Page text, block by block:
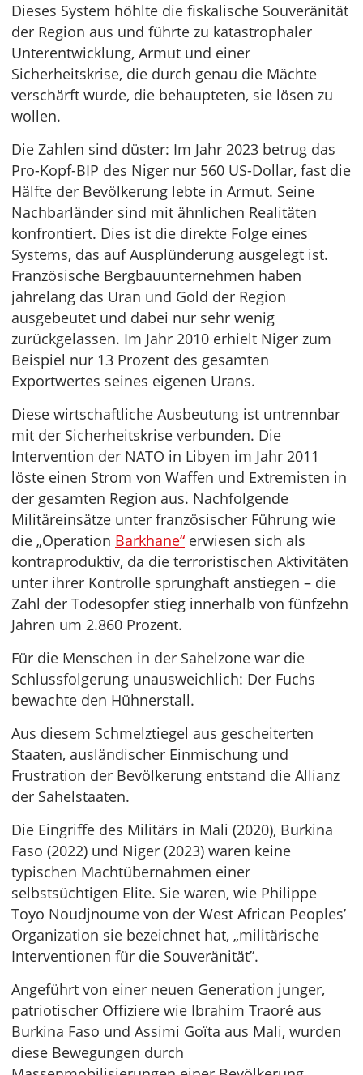
Dieses System höhlte die fiskalische Souveränität
der Region aus und führte zu katastrophaler
Unterentwicklung, Armut und einer
Sicherheitskrise, die durch genau die Mächte
verschärft wurde, die behaupteten, sie lösen zu
wollen.
Die Zahlen sind düster: Im Jahr 2023 betrug das
Pro-Kopf-BIP des Niger nur 560 US-Dollar, fast die
Hälfte der Bevölkerung lebte in Armut. Seine
Nachbarländer sind mit ähnlichen Realitäten
konfrontiert. Dies ist die direkte Folge eines
Systems, das auf Ausplünderung ausgelegt ist.
Französische Bergbauunternehmen haben
jahrelang das Uran und Gold der Region
ausgebeutet und dabei nur sehr wenig
zurückgelassen. Im Jahr 2010 erhielt Niger zum
Beispiel nur 13 Prozent des gesamten
Exportwertes seines eigenen Urans.
Diese wirtschaftliche Ausbeutung ist untrennbar
mit der Sicherheitskrise verbunden. Die
Intervention der NATO in Libyen im Jahr 2011
löste einen Strom von Waffen und Extremisten in
der gesamten Region aus. Nachfolgende
Militäreinsätze unter französischer Führung wie
die „Operation Barkhane“ erwiesen sich als
kontraproduktiv, da die terroristischen Aktivitäten
unter ihrer Kontrolle sprunghaft anstiegen – die
Zahl der Todesopfer stieg innerhalb von fünfzehn
Jahren um 2.860 Prozent.
Für die Menschen in der Sahelzone war die
Schlussfolgerung unausweichlich: Der Fuchs
bewachte den Hühnerstall.
Aus diesem Schmelztiegel aus gescheiterten
Staaten, ausländischer Einmischung und
Frustration der Bevölkerung entstand die Allianz
der Sahelstaaten.
Die Eingriffe des Militärs in Mali (2020), Burkina
Faso (2022) und Niger (2023) waren keine
typischen Machtübernahmen einer
selbstsüchtigen Elite. Sie waren, wie Philippe
Toyo Noudjnoume von der West African Peoples’
Organization sie bezeichnet hat, „militärische
Interventionen für die Souveränität”.
Angeführt von einer neuen Generation junger,
patriotischer Offiziere wie Ibrahim Traoré aus
Burkina Faso und Assimi Goïta aus Mali, wurden
diese Bewegungen durch